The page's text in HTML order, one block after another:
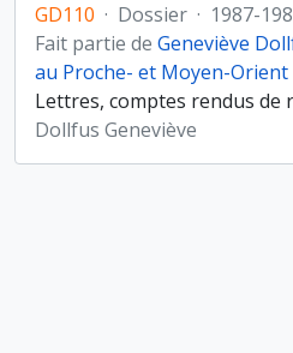
GD110 · Dossier · 1987-
Fait partie de Geneviève
au Proche- et Moyen-Orient
Lettres, comptes rendus de
Dollfus Geneviève